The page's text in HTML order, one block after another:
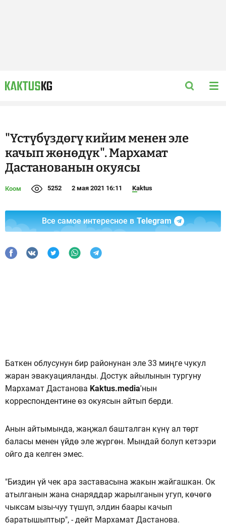
"Үстүбүздөгү кийим менен эле
качып жөнөдүк". Мархамат
Дастанованын окуясы
Коом 5252 2 мая 2021 16:11 Kaktus
Все самое интересное в Telegram
Баткен облусунун бир районунан эле 33 миңге чукул
жаран эвакуацияланды. Достук айылынын тургуну
Мархамат Дастанова Kaktus.media'нын
корреспондентине өз окуясын айтып берди.
Анын айтымында, жаңжал башталган күнү ал төрт
баласы менен үйдө эле жүргөн. Мындай болуп кетээри
ойго да келген эмес.
"Биздин үй чек ара заставасына жакын жайгашкан. Ок
атылганын жана снаряддар жарылганын угуп, көчөгө
чыксам ызы-чуу түшүп, элдин баары качып
баратышыптыр", - дейт Мархамат Дастанова.